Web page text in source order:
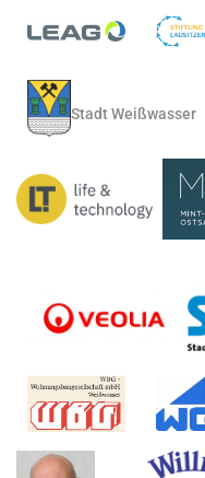
Stadt Weißwasser